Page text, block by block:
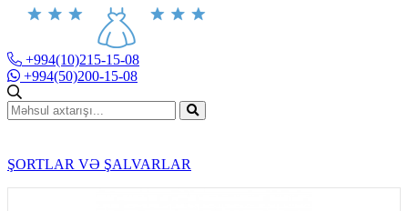
+994(10)215-15-08
+994(50)200-15-08
ŞORTLAR VƏ ŞALVARLAR